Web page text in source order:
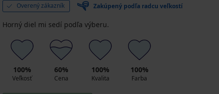
Overený zákazník Zakúpený podľa radcu veľkostí
Horný diel mi sedí podľa výberu.
100%
Veľkosť
60%
Cena
100%
Kvalita
100%
Farba